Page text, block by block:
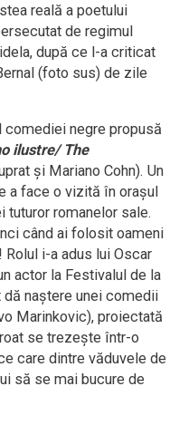
reală a poetului
de regimul
după ce l-a criticat
(foto sus) de zile
negre propusă
ilustre/ The
și Mariano Cohn). Un
a face o vizită în orașul
tuturor romanelor sale.
când ai folosit oameni
i-a adus lui Oscar
actor la Festivalul de la
naștere unei comedii
Marinkovic), proiectată
se trezește într-o
care dintre văduvele de
să se mai bucure de